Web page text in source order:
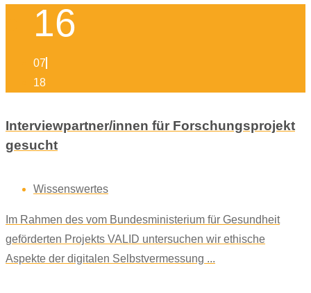
16
07
18
Interviewpartner/innen für Forschungsprojekt
gesucht
Wissenswertes
Im Rahmen des vom Bundesministerium für Gesundheit
geförderten Projekts VALID untersuchen wir ethische
Aspekte der digitalen Selbstvermessung ...